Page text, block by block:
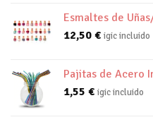
Esmaltes de
12,50 € igic incluido
Pajitas de Acero
1,55 € igic incluido